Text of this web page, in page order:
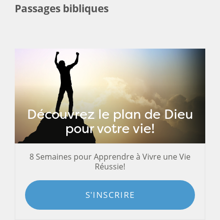
Passages bibliques
Découvrez le plan de Dieu
pour votre vie!
8 Semaines pour Apprendre à Vivre une Vie
Réussie!
S'INSCRIRE